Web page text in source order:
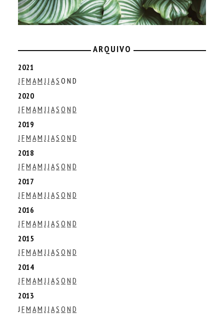
ARQUIVO
2021
J FM AM J J AS O N D
2020
J FM AM J J AS O N D
2019
J FM AM J J AS O N D
2018
J FM AM J J AS O N D
2017
J FM AM J J AS O N D
2016
J FM AM J J AS O N D
2015
J FM AM J J AS O N D
2014
J FM AM J J AS O N D
2013
J FM AM J J AS O N D